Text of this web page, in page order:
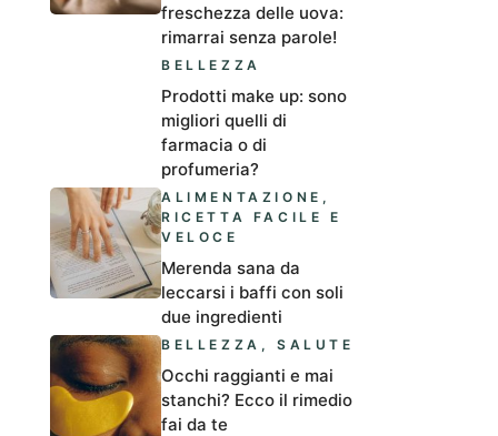
freschezza delle uova:
rimarrai senza parole!
BELLEZZA
Prodotti make up: sono
migliori quelli di
farmacia o di
profumeria?
ALIMENTAZIONE ,
RICETTA FACILE E
VELOCE
Merenda sana da
leccarsi i baffi con soli
due ingredienti
BELLEZZA ,SALUTE
Occhi raggianti e mai
stanchi? Ecco il rimedio
fai da te